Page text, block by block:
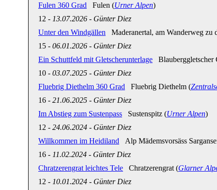
Fulen 360 Grad Fulen (Urner Alpen)
12 - 13.07.2026 - Günter Diez
Unter den Windgällen Maderanertal, am Wanderweg zu
15 - 06.01.2026 - Günter Diez
Ein Schuttfeld mit Gletscherunterlage Blauberggletscher
10 - 03.07.2025 - Günter Diez
Fluebrig Diethelm 360 Grad Fluebrig Diethelm (
16 - 21.06.2025 - Günter Diez
Im Abstieg zum Sustenpass Sustenspitz (Urner Alpen)
12 - 24.06.2024 - Günter Diez
Willkommen im Heidiland Alp Mädemsvorsäss
16 - 11.02.2024 - Günter Diez
Chratzerengrat leichtes Tele Chratzerengrat (Glarner
12 - 10.01.2024 - Günter Diez